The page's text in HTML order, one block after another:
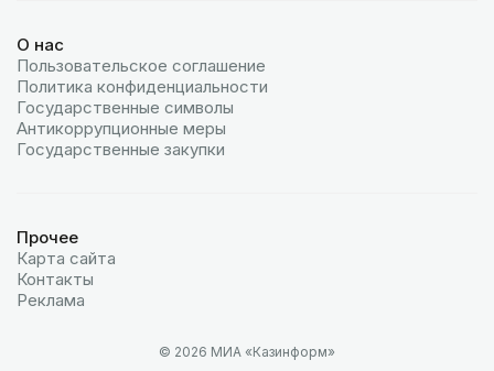
О нас
Пользовательское соглашение
Политика конфиденциальности
Государственные символы
Антикоррупционные меры
Государственные закупки
Прочее
Карта сайта
Контакты
Реклама
© 2026 МИА «Казинформ»